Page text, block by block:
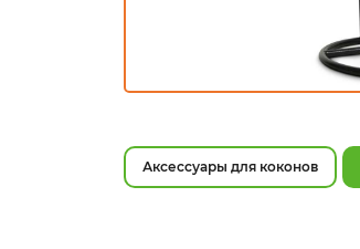
Аксессуары для коконов